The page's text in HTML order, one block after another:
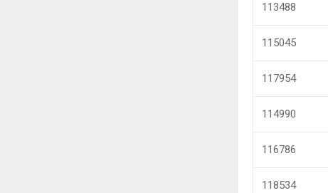
113488
115045
117954
114990
116786
118534